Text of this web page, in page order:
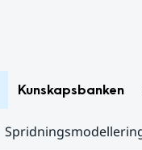
Kunskapsbanken